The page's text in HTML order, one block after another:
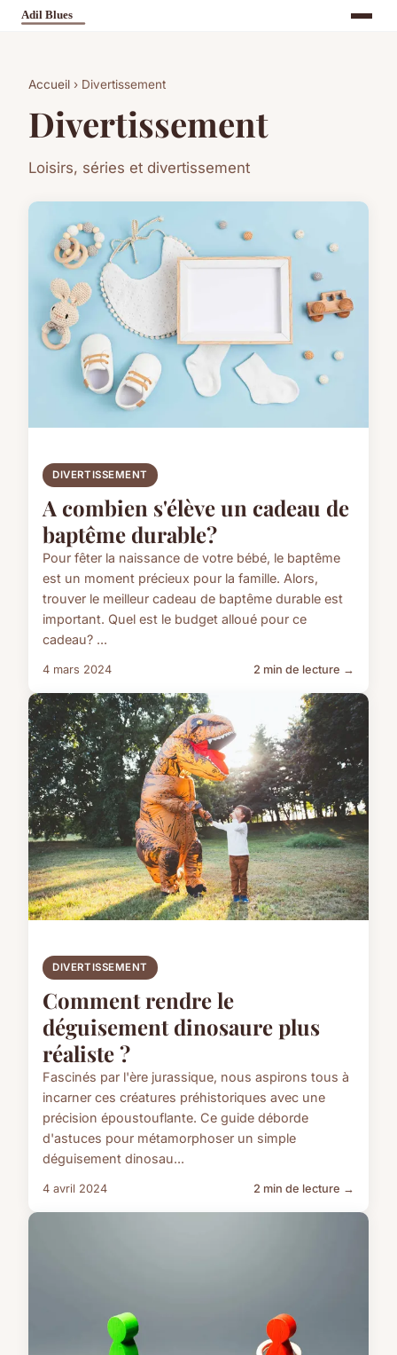
Accueil › Divertissement
Divertissement
Loisirs, séries et divertissement
DIVERTISSEMENT
A combien s'élève un cadeau de
baptême durable?
Pour fêter la naissance de votre bébé, le baptême
est un moment précieux pour la famille. Alors,
trouver le meilleur cadeau de baptême durable est
important. Quel est le budget alloué pour ce
cadeau? ...
4 mars 2024 2 min de lecture →
DIVERTISSEMENT
Comment rendre le
déguisement dinosaure plus
réaliste ?
Fascinés par l'ère jurassique, nous aspirons tous à
incarner ces créatures préhistoriques avec une
précision époustouflante. Ce guide déborde
d'astuces pour métamorphoser un simple
déguisement dinosau...
4 avril 2024 2 min de lecture →